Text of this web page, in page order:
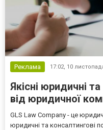
Реклама 17:02, 10
Якісні юридичні
від юридичної
GLS Law Company - це
юридичні та консалтингові